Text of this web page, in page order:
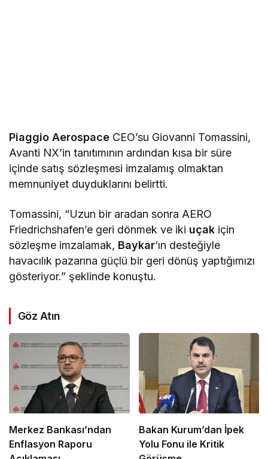
Piaggio Aerospace CEO’su Giovanni Tomassini,
Avanti NX’in tanıtımının ardından kısa bir süre
içinde satış sözleşmesi imzalamış olmaktan
memnuniyet duyduklarını belirtti.
Tomassini, “Uzun bir aradan sonra AERO
Friedrichshafen’e geri dönmek ve iki uçak için
sözleşme imzalamak, Baykar‘ın desteğiyle
havacılık pazarına güçlü bir geri dönüş yaptığımızı
gösteriyor.” şeklinde konuştu.
Göz Atın
Merkez Bankası’ndan
Enflasyon Raporu
Bakan Kurum’dan İpek
Yolu Fonu ile Kritik